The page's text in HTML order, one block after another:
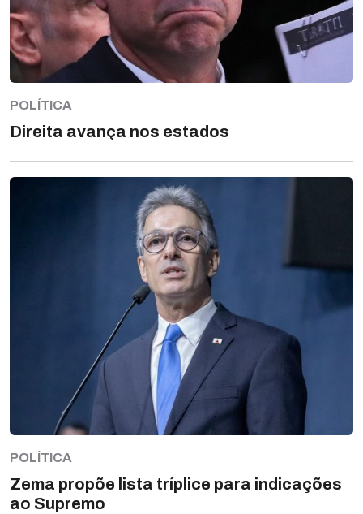
POLÍTICA
Direita avança nos estados
POLÍTICA
Zema propõe lista tríplice para indicações
ao Supremo